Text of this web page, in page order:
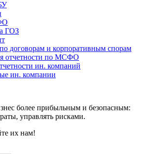
ГОЗ
договорам и корпоративным спорам
отчетности по МСФО
ин. компаний
ин. компании
более прибыльным и безопасным:
управлять рисками.
их нам!